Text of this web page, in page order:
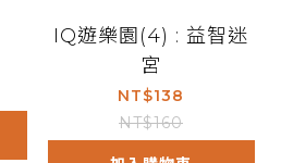
IQ遊樂園(4) : 益智迷
宮
NT$138
NT$160